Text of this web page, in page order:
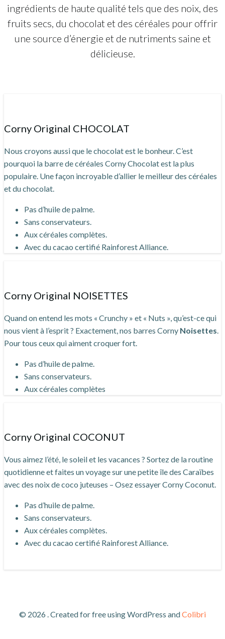
ingrédients de haute qualité tels que des noix, des
fruits secs, du chocolat et des céréales pour offrir
une source d’énergie et de nutriments saine et
délicieuse.
Corny Original CHOCOLAT
Nous croyons aussi que le chocolat est le bonheur. C’est
pourquoi la barre de céréales Corny Chocolat est la plus
populaire. Une façon incroyable d’allier le meilleur des céréales
et du chocolat.
Pas d’huile de palme.
Sans conservateurs.
Aux céréales complètes.
Avec du cacao certifié Rainforest Alliance.
Corny Original NOISETTES
Quand on entend les mots « Crunchy » et « Nuts », qu’est-ce qui
nous vient à l’esprit ? Exactement, nos barres Corny Noisettes
Pour tous ceux qui aiment croquer fort.
Pas d’huile de palme.
Sans conservateurs.
Aux céréales complètes
Corny Original COCONUT
Vous aimez l’été, le soleil et les vacances ? Sortez de la routine
quotidienne et faites un voyage sur une petite île des Caraïbes
avec des noix de coco juteuses – Osez essayer Corny Coconut.
Pas d’huile de palme.
Sans conservateurs.
Aux céréales complètes.
Avec du cacao certifié Rainforest Alliance.
© 2026 . Created for free using WordPress andColibri